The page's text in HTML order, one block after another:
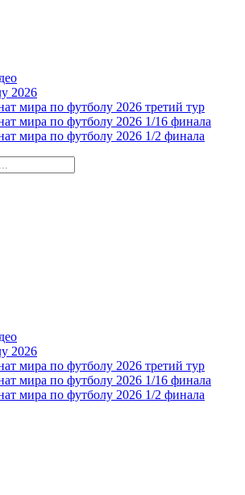
2026
мира по футболу 2026 третий тур
мира по футболу 2026 1/16 финала
мира по футболу 2026 1/2 финала
2026
мира по футболу 2026 третий тур
мира по футболу 2026 1/16 финала
мира по футболу 2026 1/2 финала